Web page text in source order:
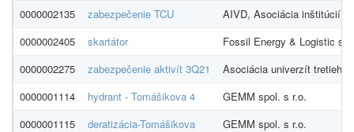
0000002135
zabezpečenie TCU
AIVD, Asociácia inštitúcií
0000002405
skartátor
Fossil Energy & Logistic
0000002275
zabezpečenie aktivít 3Q21
Asociácia univerzít tretieho
0000001114
hydrant - Tomášikova 4
GEMM spol. s r.o.
0000001115
deratizácia-Tomášikova
GEMM spol. s r.o.